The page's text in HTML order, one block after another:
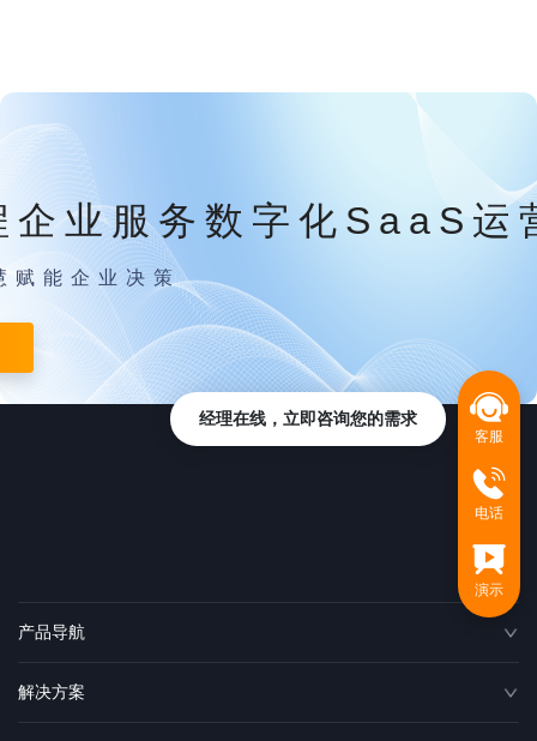
企业服务数字化SaaS运
赋能企业决策
产品导航
解决方案
客服
电话
演示
经理在线，立即咨询您的需求